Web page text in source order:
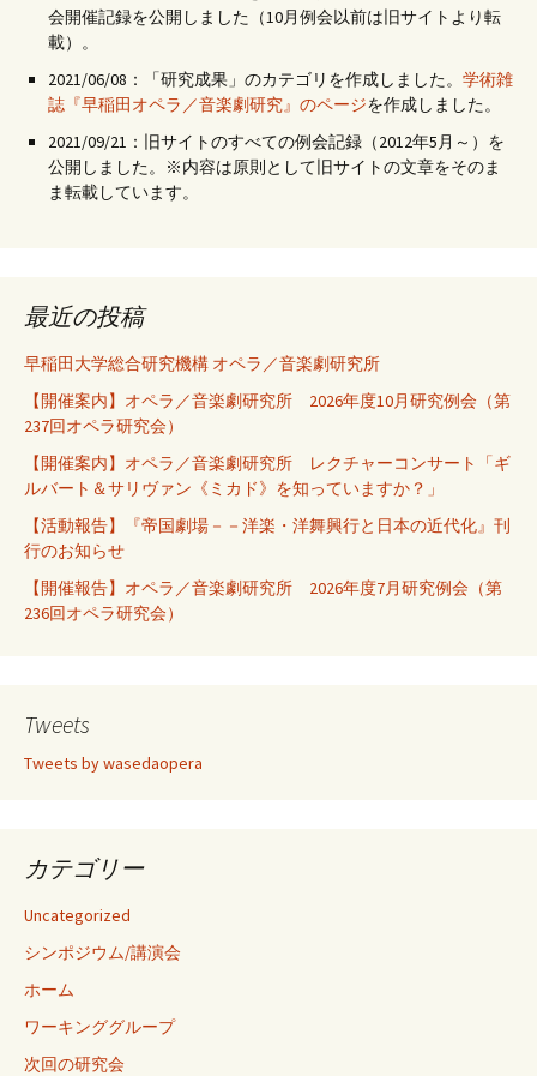
会開催記録を公開しました（10月例会以前は旧サイトより転
載）。
2021/06/08：「研究成果」のカテゴリを作成しました。 学術雑
誌『早稲田オペラ／音楽劇研究』のページを作成しました。
2021/09/21：旧サイトのすべての例会記録（2012年5月～）を
公開しました。※内容は原則として旧サイトの文章をそのま
ま転載しています。
最近の投稿
早稲田大学総合研究機構 オペラ／音楽劇研究所
【開催案内】オペラ／音楽劇研究所 2026年度10月研究例会（第
237回オペラ研究会）
【開催案内】オペラ／音楽劇研究所 レクチャーコンサート「ギ
ルバート＆サリヴァン《ミカド》を知っていますか？」
【活動報告】『帝国劇場－－洋楽・洋舞興行と日本の近代化』刊
行のお知らせ
【開催報告】オペラ／音楽劇研究所 2026年度7月研究例会（第
236回オペラ研究会）
Tweets
Tweets by wasedaopera
カテゴリー
Uncategorized
シンポジウム/講演会
ホーム
ワーキンググループ
次回の研究会